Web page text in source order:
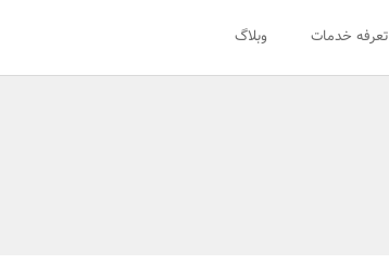
تعرفه خدمات وبلاگ